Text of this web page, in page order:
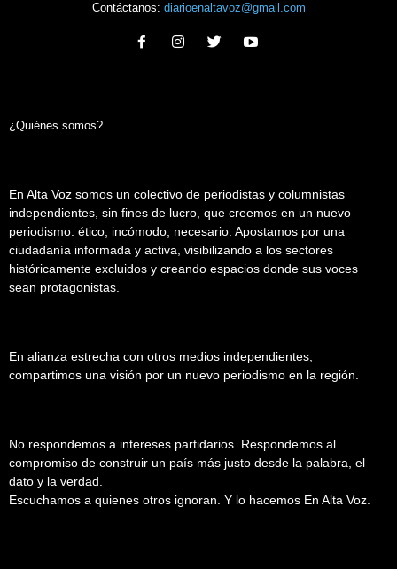
Contáctanos: diarioenaltavoz@gmail.com
¿Quiénes somos?
En Alta Voz somos un colectivo de periodistas y columnistas
independientes, sin fines de lucro, que creemos en un nuevo
periodismo: ético, incómodo, necesario. Apostamos por una
ciudadanía informada y activa, visibilizando a los sectores
históricamente excluidos y creando espacios donde sus voces
sean protagonistas.
En alianza estrecha con otros medios independientes,
compartimos una visión por un nuevo periodismo en la región.
No respondemos a intereses partidarios. Respondemos al
compromiso de construir un país más justo desde la palabra, el
dato y la verdad.
Escuchamos a quienes otros ignoran. Y lo hacemos En Alta Voz.